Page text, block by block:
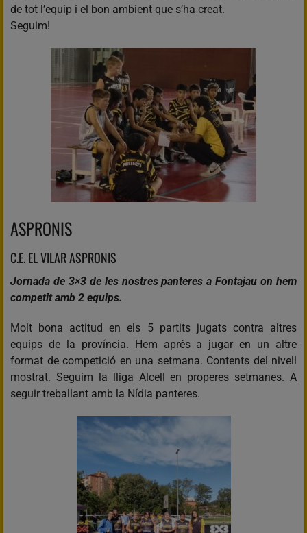
de tot l’equip i el bon ambient que s’ha creat.
Seguim!
ASPRONIS
C.E. EL VILAR ASPRONIS
Jornada de 3×3 de les nostres panteres a Fontajau on hem
competit amb 2 equips.
Molt bona actitud en els 5 partits jugats contra altres
equips de la província. Hem aprés a jugar en un altre
format de competició en una setmana. Contents del nivell
mostrat. Seguim la lliga Alcell en properes setmanes. A
seguir treballant amb la Nídia panteres.